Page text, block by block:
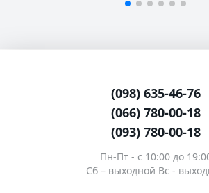
(098) 635-46-76
(066) 780-00-18
(093) 780-00-18
Пн-Пт - c 10:00 до
Сб – выходной Вс -